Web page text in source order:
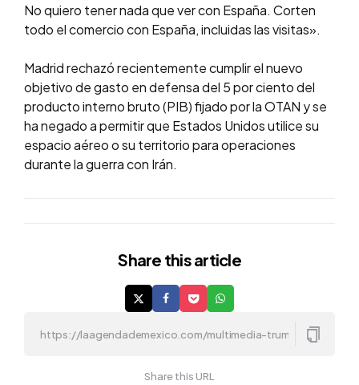
No quiero tener nada que ver con España. Corten
todo el comercio con España, incluidas las visitas».
Madrid rechazó recientemente cumplir el nuevo
objetivo de gasto en defensa del 5 por ciento del
producto interno bruto (PIB) fijado por la OTAN y se
ha negado a permitir que Estados Unidos utilice su
espacio aéreo o su territorio para operaciones
durante la guerra con Irán.
Share this article
Share this URL